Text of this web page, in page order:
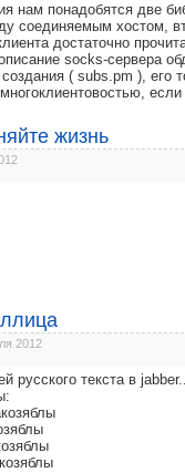
нам понадобятся две
соединяемым хостом,
достаточно
socks-сервера
( subs.pm ), его
если
жизнь
2012
русского текста в